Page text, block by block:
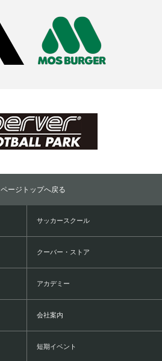
ページトップへ戻る
サッカースクール
クーバー・ストア
アカデミー
会社案内
短期イベント